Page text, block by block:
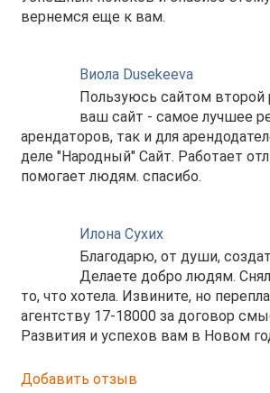
вернемся еще к вам.
Виола Dusekeeva
Пользуюсь сайтом второй
ваш сайт - самое лучшее
арендаторов, так и для
деле "Народный" Сайт. Работает
помогает людям. спасибо.
Илона Сухих
Благодарю, от души,
Делаете добро людям.
то, что хотела. Извините, но
агентству 17-18000 за договор
Развития и успехов вам в Новом
Добавить отзыв